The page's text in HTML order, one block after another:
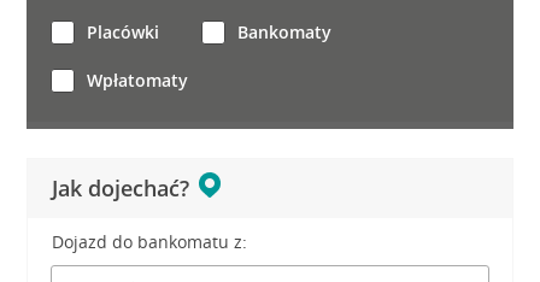
Jak dojechać?
Dojazd do bankomatu z:
Placówki Bankomaty
Wpłatomaty